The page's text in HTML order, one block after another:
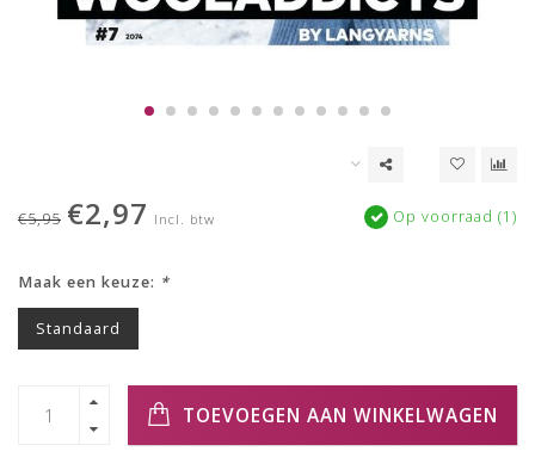
€5,95 €2,97 Incl. btw Op voorraad (1)
Maak een keuze: *
Standaard
TOEVOEGEN AAN WINKELWAGEN